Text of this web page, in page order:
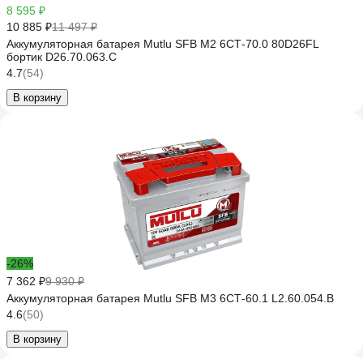
8 595 ₽
10 885 ₽11 497 ₽
Аккумуляторная батарея Mutlu SFB M2 6СТ-70.0 80D26FL
бортик D26.70.063.С
4.7(54)
В корзину
-26%
7 362 ₽9 930 ₽
Аккумуляторная батарея Mutlu SFB M3 6СТ-60.1 L2.60.054.B
4.6(50)
В корзину